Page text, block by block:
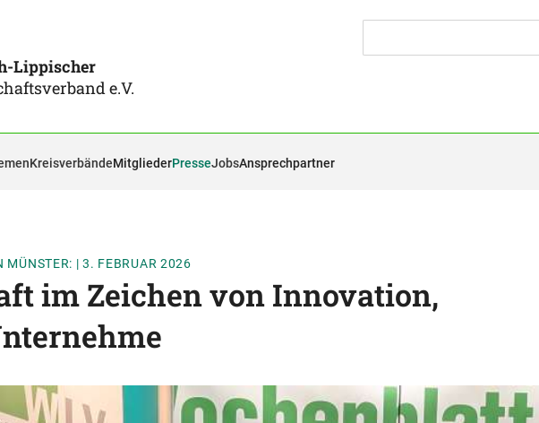
Lippischer
e.V.
KreisverbändeMitgliederPresseJobsAnsprechpartner
MÜNSTER: |3. FEBRUAR 2026
im Zeichen von Innovation,